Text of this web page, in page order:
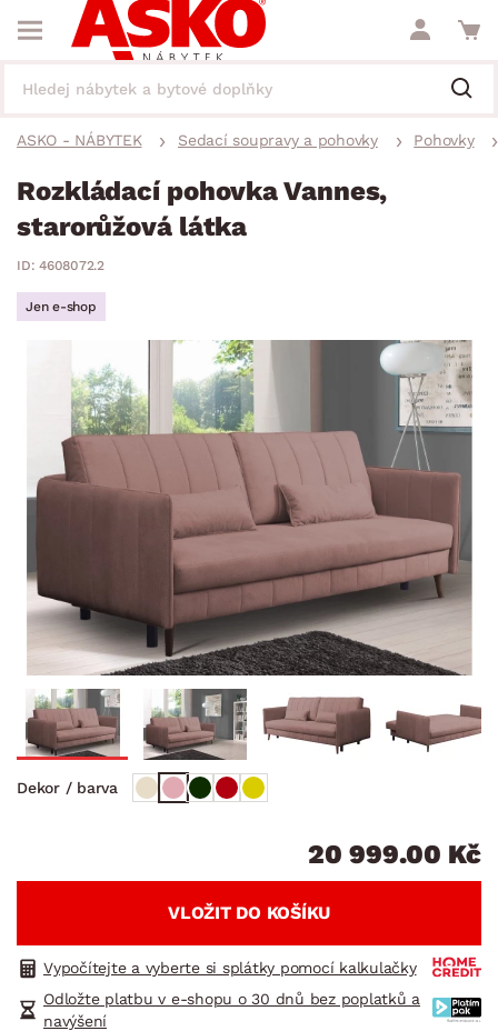
ASKO - NÁBYTEK Sedací soupravy a pohovky Pohovky
Rozkládací pohovka Vannes,
starorůžová látka
ID: 4608072.2
Jen e-shop
Dekor / barva
20 999.00 Kč
VLOŽIT DO KOŠÍKU
Vypočítejte a vyberte si splátky pomocí kalkulačky
Odložte platbu v e-shopu o 30 dnů bez poplatků a
navýšení